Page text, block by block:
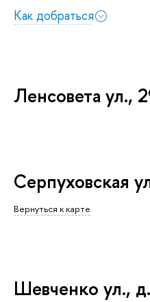
Как добраться
Ленсовета ул.,
Серпуховская
Вернуться к карте
Шевченко ул.,